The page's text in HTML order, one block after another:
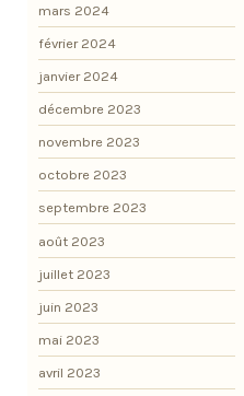
mars 2024
février 2024
janvier 2024
décembre 2023
novembre 2023
octobre 2023
septembre 2023
août 2023
juillet 2023
juin 2023
mai 2023
avril 2023